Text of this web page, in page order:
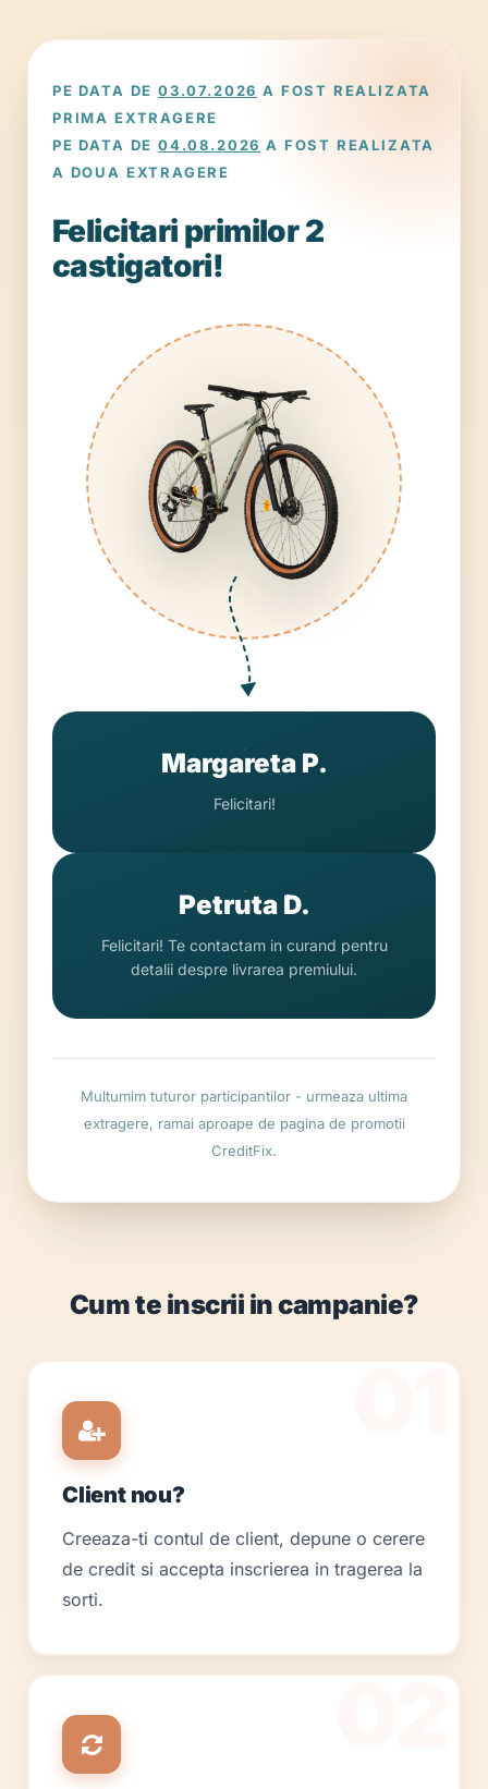
PE DATA DE03.07.2026 A FOST REALIZATA
PRIMA EXTRAGERE
PE DATA DE04.08.2026 A FOST REALIZATA
A DOUA EXTRAGERE
Felicitari primilor 2
castigatori!
Margareta P.
Felicitari!
Petruta D.
Felicitari! Te contactam in curand pentru
detalii despre livrarea premiului.
Multumim tuturor participantilor - urmeaza ultima
extragere, ramai aproape de pagina de promotii
CreditFix.
Cum te inscrii in campanie?
Client nou?
Creeaza-ti contul de client, depune o cerere
de credit si accepta inscrierea in tragerea la
sorti.